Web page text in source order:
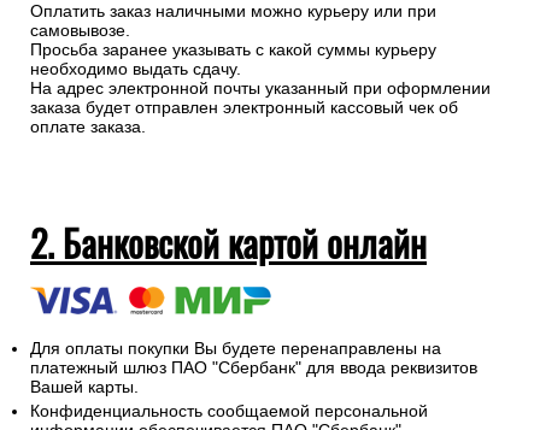
Оплатить заказ наличными можно курьеру или при
самовывозе.
Просьба заранее указывать с какой суммы курьеру
необходимо выдать сдачу.
На адрес электронной почты указанный при оформлении
заказа будет отправлен электронный кассовый чек об
оплате заказа.
2. Банковской картой онлайн
Для оплаты покупки Вы будете перенаправлены на
платежный шлюз ПАО "Сбербанк" для ввода реквизитов
Вашей карты.
Конфиденциальность сообщаемой персональной